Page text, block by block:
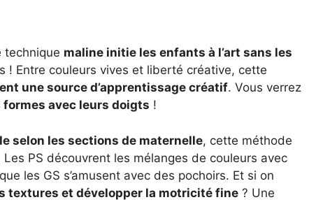
technique maline initie les enfants à l’art sans les
! Entre couleurs vives et liberté créative, cette
une source d’apprentissage créatif. Vous verrez
formes avec leurs doigts !
selon les sections de maternelle, cette méthode
PS découvrent les mélanges de couleurs avec
les GS s’amusent avec des pochoirs. Et si on
textures et développer la motricité fine ? Une